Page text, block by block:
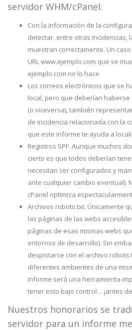
servidor WHM/cPanel:
Con la información de la
detectar, entre otras incidencias,
muestran correctamente. Un
URL www.ejemplo.com que se
ejemplo.com no lo hace
Los correos electrónicos que se
local, pero que deberían
(o viceversa), también
de incidencia relacionada con la
que este informe te ayuda a
Registros SPF. Aunque muchos
cierto es que todos deberían
necesitan ser configurados y
ante cualquier cambio eventual).
cPanel optimiza
Archivos robots.txt. Únicamente
las páginas de las webs
páginas de esas mismas webs
entornos de desarrollo). Sin
despistarse con el archivo
diferentes ambientes de una
informe será una herramienta
tener esto bajo control… ¡antes
Nuestros honorarios se
servidor para un informe